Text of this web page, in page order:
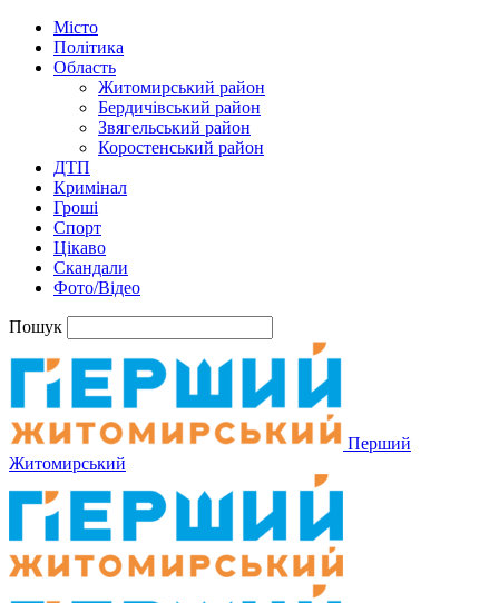
Місто
Політика
Область
Житомирський район
Бердичівський район
Звягельський район
Коростенський район
ДТП
Кримінал
Гроші
Спорт
Цікаво
Скандали
Фото/Відео
Пошук
Перший
Житомирський